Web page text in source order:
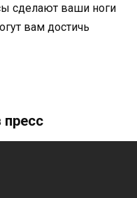
сделают ваши ноги
вам достичь
пресс